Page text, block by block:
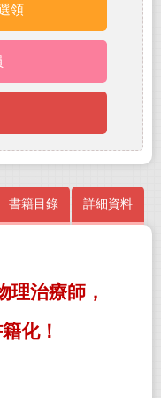
領
書籍目錄 詳細資料
理治療師，
化！